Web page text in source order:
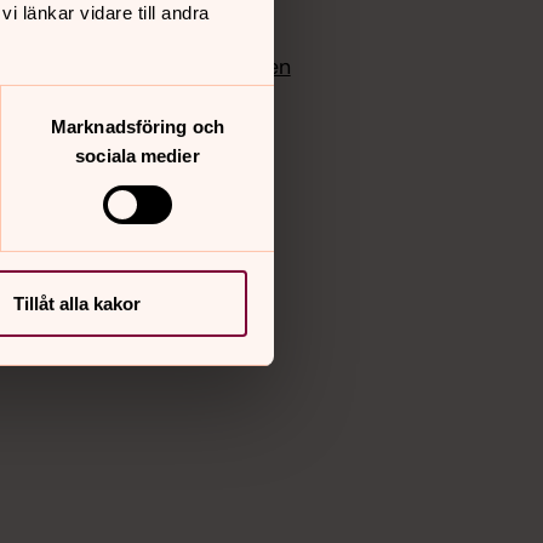
länkar vidare till andra
Marknadsföring och
sociala medier
Tillåt alla kakor
Instagram
Bloggportalen